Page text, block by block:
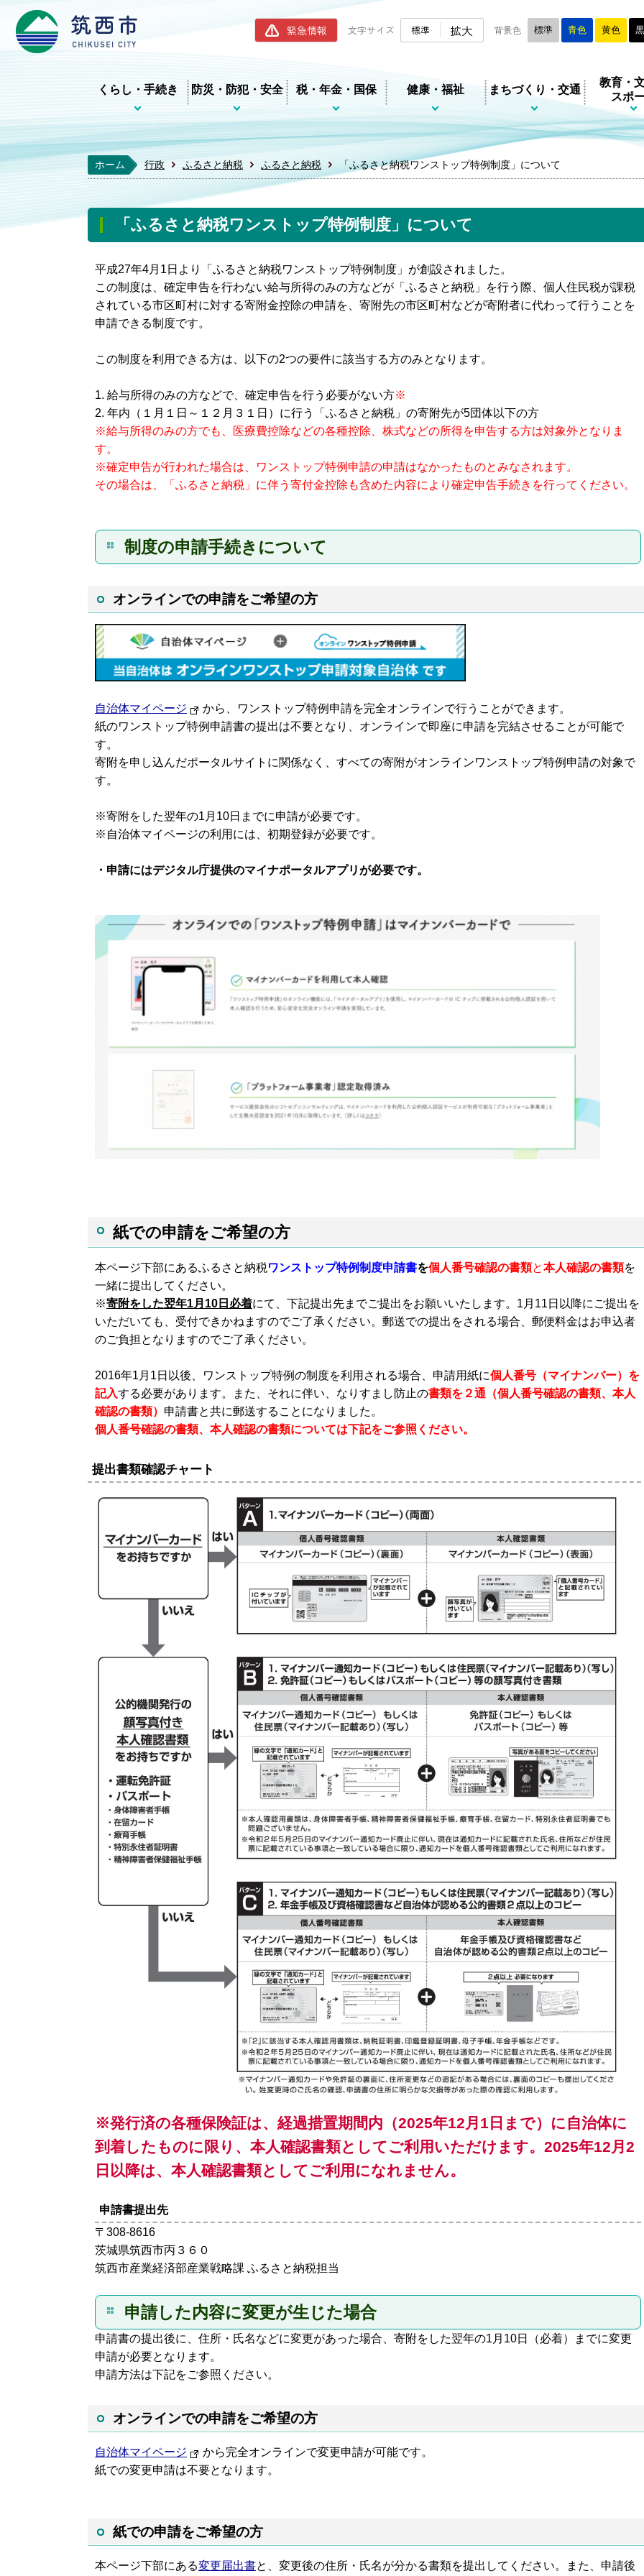
筑西市ホームページ
緊急情報 文字サイズ 標準 拡大 背景色 標準 青色 黄色
くらし・手続き 防災・防犯・安全 税・年金・国保 健康・福祉 まちづくり・交通
教育・
スポ
ホーム 行政 ふるさと納税 ふるさと納税 「ふるさと納税ワンストップ特例制度」について
「ふるさと納税ワンストップ特例制度」について
平成27年4月 1 日より「ふるさと納税ワンストップ特例制度」が創設されました。
この制度は、確定申告を行わない給与所得のみの方などが「 ふるさと納税」を行う際、個人住民税が課税
されている市区町村に対する寄附金控除の申請を、寄附先の市区町村などが寄附者に代わって行うことを
申請できる制度です。
この制度を利用できる方は、以下の2つの要件に該当する方のみとなります。
1. 給与所得のみの方などで、確定申告を行う必要がない方※
2. 年内（１月１日～１２月３１日）に行う「ふるさと納税」の寄附先が5団体以下の方
※給与所得のみの方でも、医療費控除などの各種控除、株式などの所得を申告する方は対象外となりま
す。
※確定申告が行われた場合は、ワンストップ特例申請の申請はなかったものとみなされます。
その場合は、「ふるさと納税」に伴う寄付金控除も含めた内容により確定申告手続きを行ってください。
制度の申請手続きについて
オンラインでの申請をご希望の方
自治体マイページ
から、ワンストップ特例申請を完全オンラインで行うことができます。
紙のワンストップ特例申請書の提出は不要となり、オンラインで即座に申請を完結させることが可能で
す。
寄附を申し込んだポータルサイトに関係なく、すべての寄附がオンラインワンストップ特例申請の対象で
す。
※寄附をした翌年の1月10日までに申請が必要です。
※自治体マイページの利用には、初期登録が必要です。
・申請にはデジタル庁提供のマイナポータルアプリが必要です。
紙での申請をご希望の方
本ページ下部にあるふるさと納税ワンストップ特例制度申請書を個人番号確認の書類と本人確認の書類を
一緒に提出してください。
※寄附をした翌年1月10日必着にて、下記提出先までご提出をお願いいたします。1月11日以降にご提出を
いただいても、受付できかねますのでご了承ください。郵送での提出をされる場合、郵便料金はお申込者
のご負担となりますのでご了承ください。
2016年1月1日以後、ワンストップ特例の制度を利用される場合、申請用紙に個人番号（マイナンバー）を
記入する必要があります。また、それに伴い、なりすまし防止の書類を２通（個人番号確認の書類、本人
確認の書類） 申請書と共に郵送することになりました。
個人番号確認の書類、本人確認の書類については下記をご参照ください。
提出書類確認チャート
※発行済の各種保険証は、経過措置期間内（2025年12月1日まで）に自治体に
到着したものに限り、本人確認書類としてご利用いただけます。2025年12月2
日以降は、本人確認書類としてご利用になれません。
申請書提出先
〒308-8616
茨城県筑西市丙３６０
筑西市産業経済部産業戦略課 ふるさと納税担当
申請した内容に変更が生じた場合
申請書の提出後に、住所・氏名などに変更があった場合、寄附をした翌年の1月10日（必着）までに変更
申請が必要となります。
申請方法は下記をご参照ください。
オンラインでの申請をご希望の方
自治体マイページ
から完全オンラインで変更申請が可能です。
紙での変更申請は不要となります。
紙での申請をご希望の方
本ページ下部にある変更届出書と、変更後の住所・氏名が分かる書類を提出してください。また、申請後